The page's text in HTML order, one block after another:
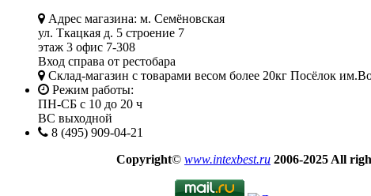
Адрес магазина: м. Семёновская
ул. Ткацкая д. 5 строение 7
этаж 3 офис 7-308
Вход справа от рестобара
Склад-магазин с товарами весом более 20кг Посёлок
Режим работы:
ПН-СБ с 10 до 20 ч
ВС выходной
8 (495) 909-04-21
Copyright© www.intexbest.ru 2006-2025 All